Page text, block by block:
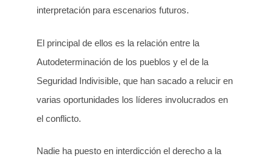
interpretación para escenarios futuros.
El principal de ellos es la relación entre la
Autodeterminación de los pueblos y el de la
Seguridad Indivisible, que han sacado a relucir en
varias oportunidades los líderes involucrados en
el conflicto.
Nadie ha puesto en interdicción el derecho a la